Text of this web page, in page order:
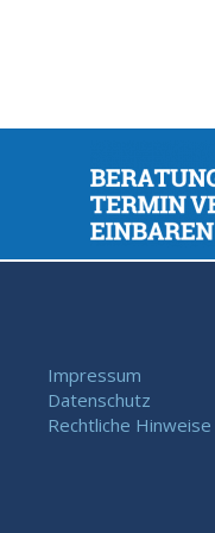
Impressum
Datenschutz
Rechtliche Hinweise